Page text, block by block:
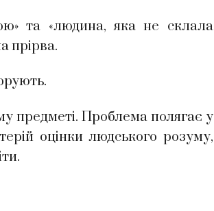
та «людина, яка не склала
прірва.
предметі. Проблема полягає у
оцінки людського розуму,